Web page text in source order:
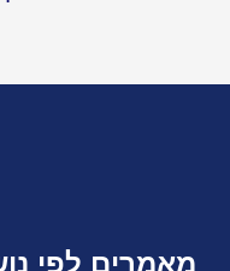
מאמרים לפי